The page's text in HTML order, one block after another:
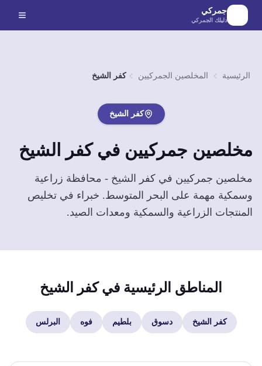
الانتقال إلى المحتوى الرئيسي
جمركي
دليلك الجمركي
الرئيسية المخلصين الجمركيين كفر الشيخ
كفر الشيخ
مخلصين جمركيين فيكفر الشيخ
مخلصين جمركيين في كفر الشيخ - محافظة زراعية
وسمكية مهمة على البحر المتوسط. خبراء في تخليص
المنتجات الزراعية والسمكية ومعدات الصيد.
المناطق الرئيسية فيكفر الشيخ
كفر الشيخ دسوق بلطيم فوه البرلس